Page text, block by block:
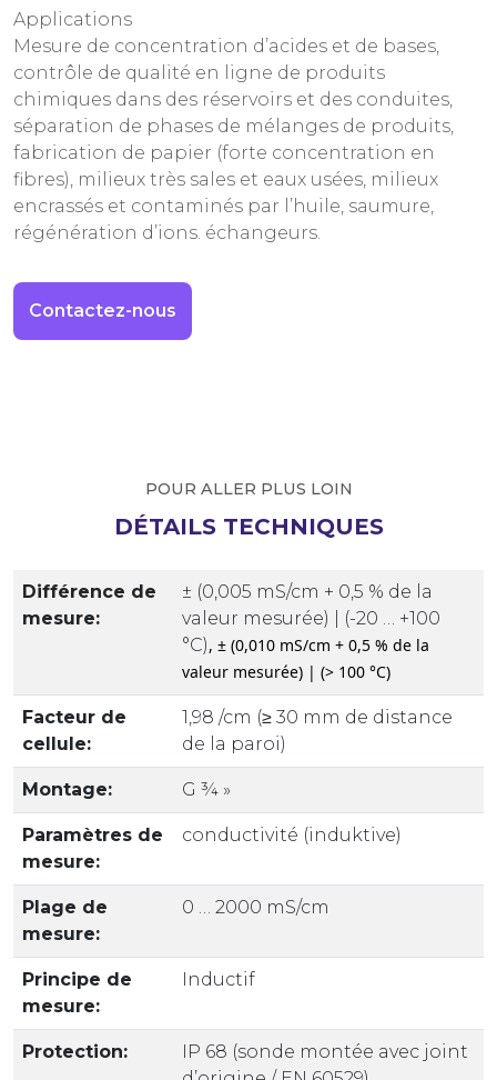
Applications
Mesure de concentration d’acides et de bases,
contrôle de qualité en ligne de produits
chimiques dans des réservoirs et des conduites,
séparation de phases de mélanges de produits,
fabrication de papier (forte concentration en
fibres), milieux très sales et eaux usées, milieux
encrassés et contaminés par l’huile, saumure,
régénération d’ions. échangeurs.
Contactez-nous
POUR ALLER PLUS LOIN
DÉTAILS TECHNIQUES
Différence de
mesure:
± (0,005 mS/cm + 0,5 % de la
valeur mesurée) | (-20 … +100
°C), ± (0,010 mS/cm + 0,5 % de la
valeur mesurée) | (> 100 °C)
Facteur de
cellule:
1,98 /cm (≥ 30 mm de distance
de la paroi)
Montage: G ¾ »
Paramètres de
mesure:
conductivité (induktive)
Plage de
mesure:
0 … 2000 mS/cm
Principe de
mesure:
Inductif
Protection:
IP 68 (sonde montée avec joint